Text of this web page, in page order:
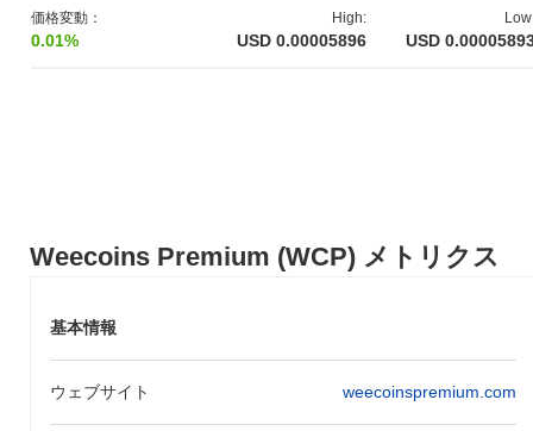
Weecoins Premium (WCP) メトリクス
基本情報
ウェブサイト weecoinspremium.com
価格変動：
0.01%
High:
USD 0.00005896 USD
では、幅広い分散型アプリケーションをサポートするための堅牢
でスケーラブルなブロックチェーンインフラの確立に集中しまし
公式の更新によると、Weecoins Premiumは2024年第1四半期に予
定されている重要なプロトコルアップグレードの準備を進めてお
す。このアップグレードは、取引速度を改善し、ネットワークの
を提供することを目指しています。さらに、Weecoins Premium
は、2024年中頃までに完了を目指している主要な分散型金融